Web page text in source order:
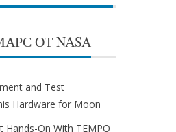
ОТ NASA
and Test
Hardware for Moon
Hands-On With TEMPO